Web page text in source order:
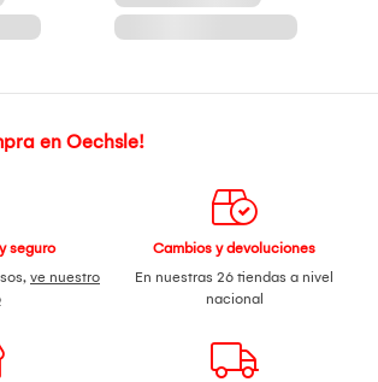
en Oechsle!
seguro
ve nuestro
Cambios y devoluciones
En nuestras 26 tiendas a nivel
nacional